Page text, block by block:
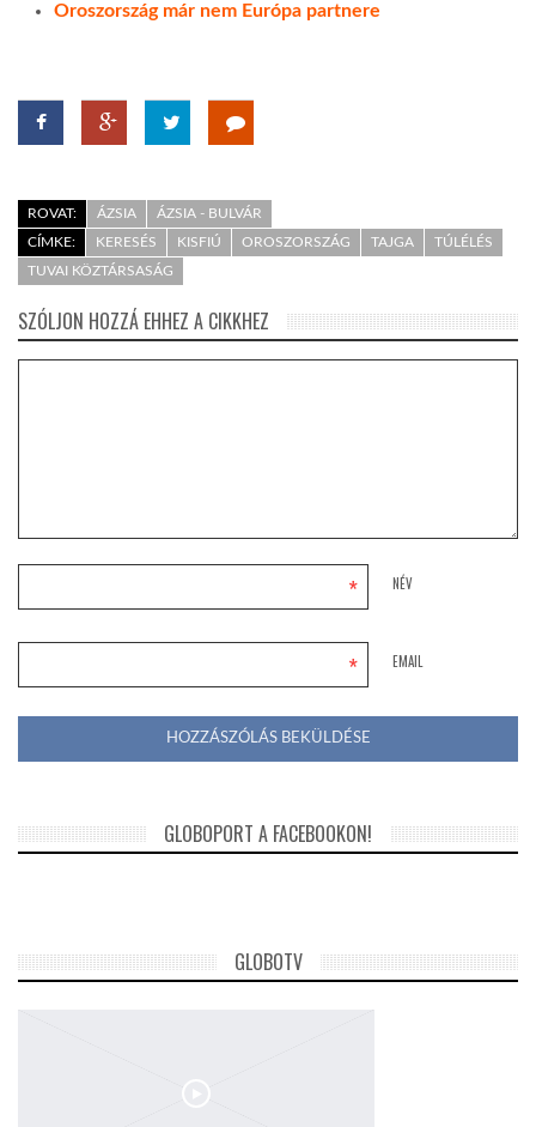
Oroszország már nem Európa partnere
ROVAT: ÁZSIA
ÁZSIA - BULVÁR
CÍMKE:
KERESÉS KISFIÚ OROSZORSZÁG TAJGA
TÚLÉLÉS
TUVAI KÖZTÁRSASÁG
SZÓLJON HOZZÁ EHHEZ A CIKKHEZ
NÉV
*
EMAIL
*
GLOBOPORT A FACEBOOKON!
GLOBOTV